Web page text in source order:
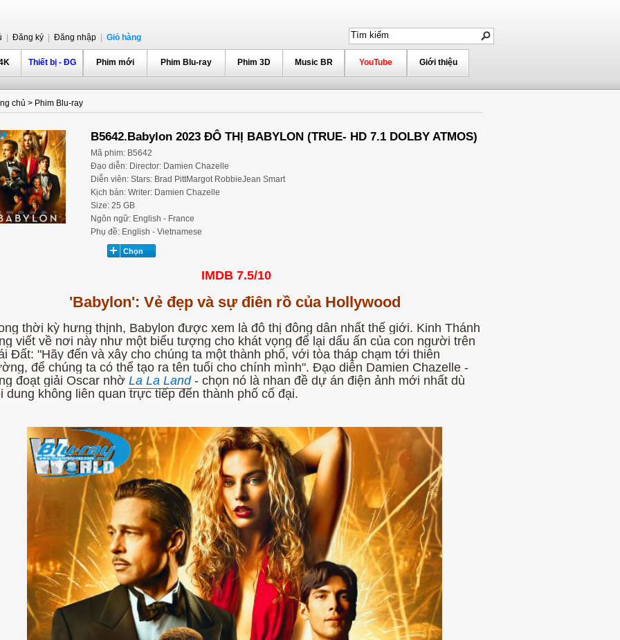
Đăng ký Đăng nhập Giỏ hàng
Thiết bị - ĐG Phim mới Phim Blu-ray Phim 3D Music BR YouTube Giới thiệu
chủ > Phim Blu-ray
B5642.Babylon 2023 ĐÔ THỊ BABYLON (TRUE- HD 7.1 DOLBY ATMOS)
Mã phim: B5642
Đạo diễn: Director: Damien Chazelle
Diễn viên: Stars: Brad PittMargot RobbieJean Smart
Kịch bản: Writer: Damien Chazelle
Size: 25 GB
Ngôn ngữ: English - France
Phụ đề: English - Vietnamese
IMDB 7.5/10
'Babylon': Vẻ đẹp và sự điên rồ của Hollywood
thời kỳ hưng thịnh, Babylon được xem là đô thị đông dân nhất thế giới. Kinh Thánh
viết về nơi này như một biểu tượng cho khát vọng để lại dấu ấn của con người trên
Đất: "Hãy đến và xây cho chúng ta một thành phố, với tòa tháp chạm tới thiên
để chúng ta có thể tạo ra tên tuổi cho chính mình". Đạo diễn Damien Chazelle -
đoạt giải Oscar nhờ La La Land- chọn nó là nhan đề dự án điện ảnh mới nhất dù
dung không liên quan trực tiếp đến thành phố cổ đại.